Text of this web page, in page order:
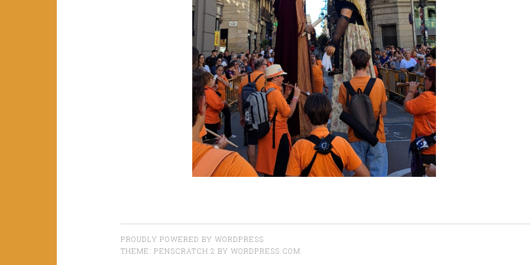
PROUDLY POWERED BY WORDPRESS
THEME: PENSCRATCH 2 BY WORDPRESS.COM